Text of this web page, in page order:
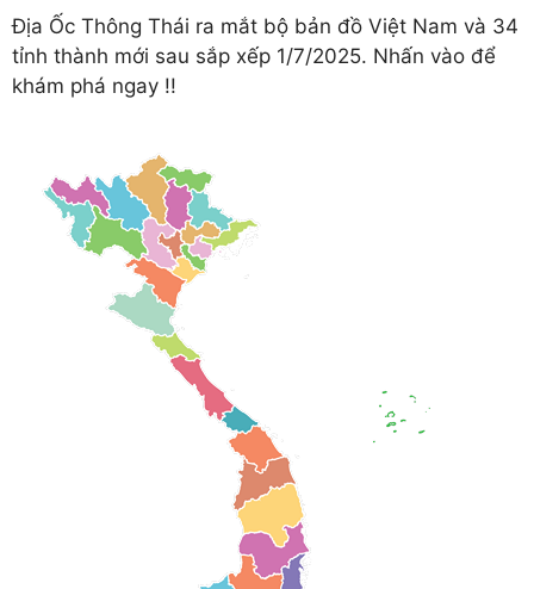
Địa Ốc Thông Thái ra mắt bộ bản đồ Việt Nam và 34
tỉnh thành mới sau sắp xếp 1/7/2025. Nhấn vào để
khám phá ngay !!